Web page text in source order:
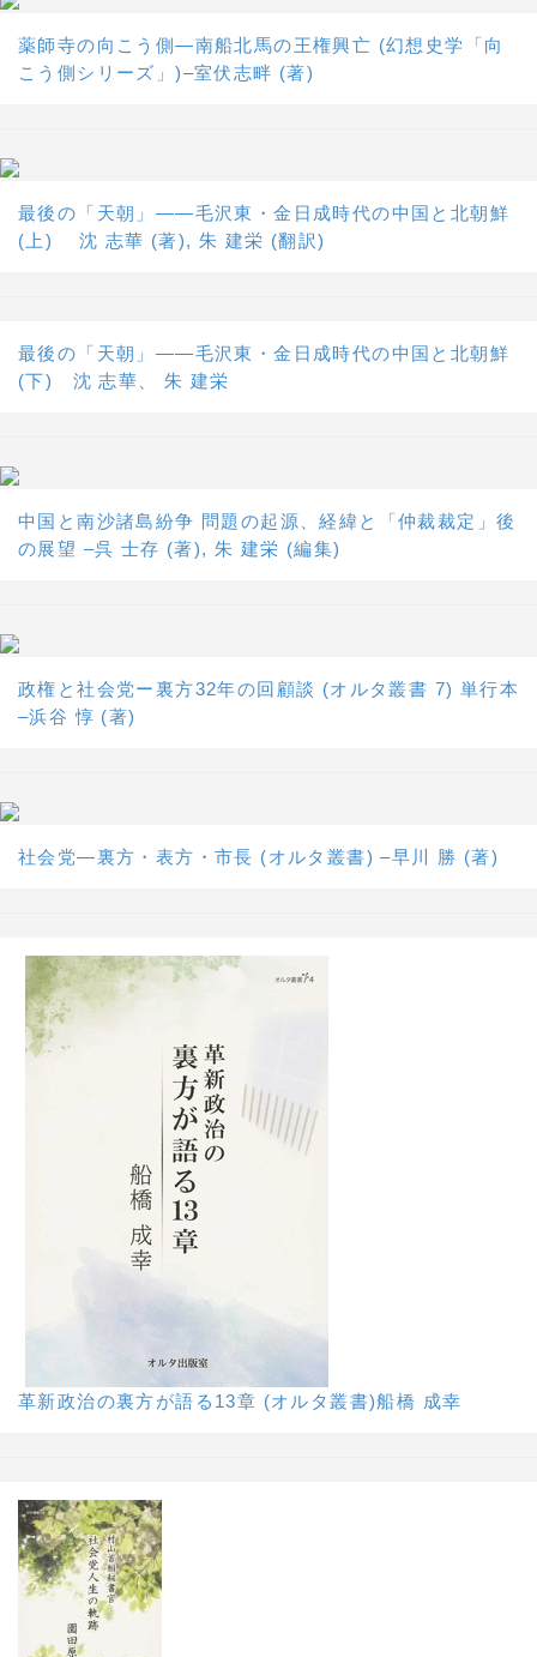
薬師寺の向こう側―南船北馬の王権興亡 (幻想史学「向
こう側シリーズ」)–室伏志畔 (著)
最後の「天朝」――毛沢東・金日成時代の中国と北朝鮮
(上) 沈 志華 (著), 朱 建栄 (翻訳)
最後の「天朝」――毛沢東・金日成時代の中国と北朝鮮
(下) 沈 志華、 朱 建栄
中国と南沙諸島紛争 問題の起源、経緯と「仲裁裁定」後
の展望 –呉 士存 (著), 朱 建栄 (編集)
政権と社会党ー裏方32年の回顧談 (オルタ叢書 7) 単行本
–浜谷 惇 (著)
社会党―裏方・表方・市長 (オルタ叢書) –早川 勝 (著)
革新政治の裏方が語る13章 (オルタ叢書)船橋 成幸